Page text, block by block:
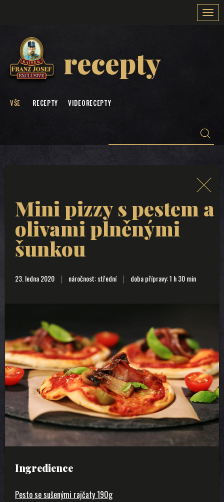
recepty
VŠE RECEPTY VIDEORECEPTY
Mini pizzy s pestem a
olivami plněnými
šunkou
23. ledna 2020 náročnost: střední doba přípravy: 1 h 30 min
Ingredience
Pesto se sušenými rajčaty 190g